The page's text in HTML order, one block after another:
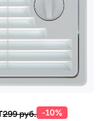
299 руб. -10%